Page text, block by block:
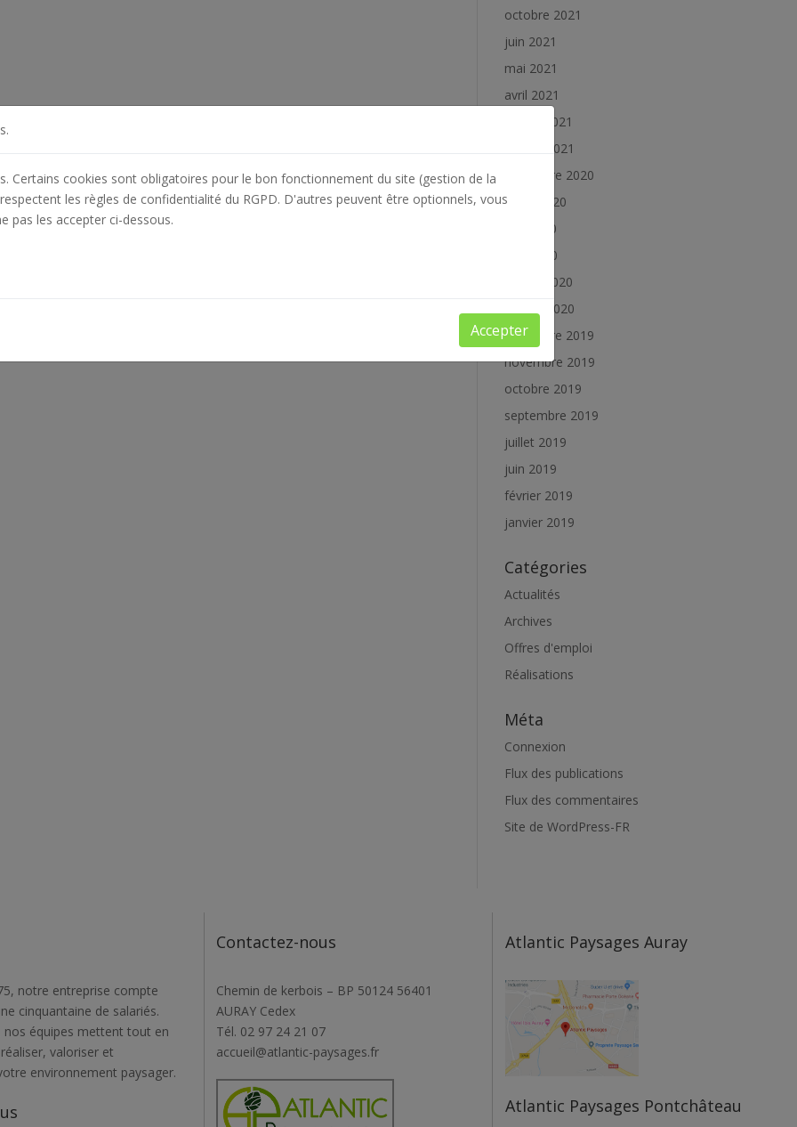
octobre 2021
juin 2021
mai 2021
avril 2021
février 2021
janvier 2021
décembre 2020
juillet 2020
juin 2020
mai 2020
février 2020
janvier 2020
décembre 2019
novembre 2019
octobre 2019
septembre 2019
juillet 2019
juin 2019
février 2019
janvier 2019
Catégories
Actualités
Archives
Offres d'emploi
Réalisations
Méta
Connexion
Flux des publications
Flux des commentaires
Site de WordPress-FR
notre entreprise compte
cinquantaine de salariés.
nos équipes mettent tout en
valoriser et
environnement paysager.
Contactez-nous
Chemin de kerbois – BP 50124 56401
AURAY Cedex
Tél. 02 97 24 21 07
accueil@atlantic-paysages.fr
Atlantic Paysages Auray
Atlantic Paysages Pontchâteau
Certains cookies sont obligatoires pour le bon fonctionnement du site (gestion de la
les règles de confidentialité du RGPD. D'autres peuvent être optionnels, vous
pas les accepter ci-dessous.
Accepter